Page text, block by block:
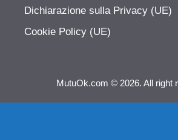
Dichiarazione sulla Privacy (UE)
Cookie Policy (UE)
MutuOk.com © 2026. All right